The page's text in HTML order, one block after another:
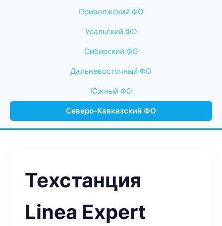
Приволжский ФО
Уральский ФО
Сибирский ФО
Дальневосточный ФО
Южный ФО
Северо-Кавказский ФО
Техстанция
Linea Expert